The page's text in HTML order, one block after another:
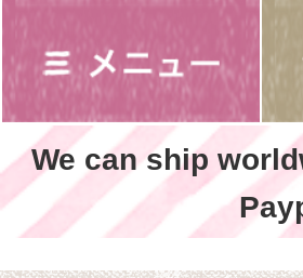
We can ship